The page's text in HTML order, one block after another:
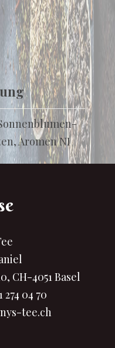
Aromen NI
CH-4051 Basel
274 04 70
tee.ch